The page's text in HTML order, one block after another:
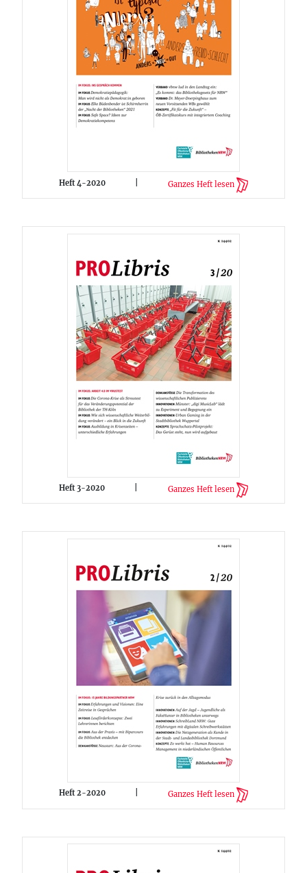
Heft 4-2020 Ganzes Heft lesen
Heft 3-2020 Ganzes Heft lesen
Heft 2-2020 Ganzes Heft lesen